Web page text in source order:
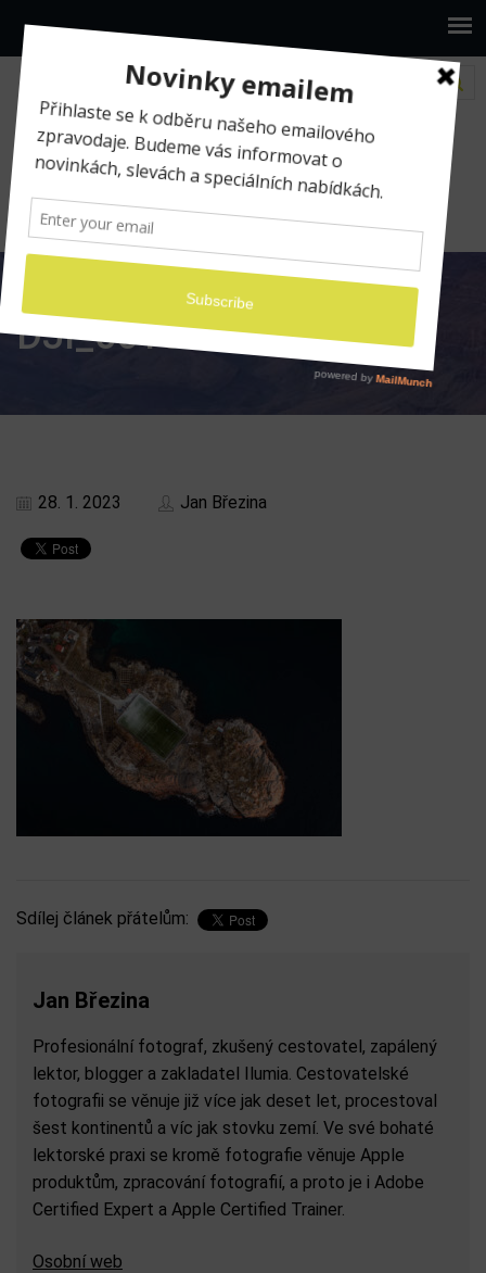
www.ilumio.cz
Fotografické expedice
Fotoexpedice Zimní Lofoty 2024
DJI_0616
28. 1. 2023 Jan Březina
Sdílej článek přátelům:
Jan Březina
Profesionální fotograf, zkušený cestovatel, zapálený
lektor, blogger a zakladatel Ilumia. Cestovatelské
fotografii se věnuje již více jak deset let, procestoval
šest kontinentů a víc jak stovku zemí. Ve své bohaté
lektorské praxi se kromě fotografie věnuje Apple
produktům, zpracování fotografií, a proto je i Adobe
Certified Expert a Apple Certified Trainer.
Osobní web